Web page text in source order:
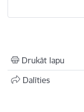
Drukāt lapu
Dalīties